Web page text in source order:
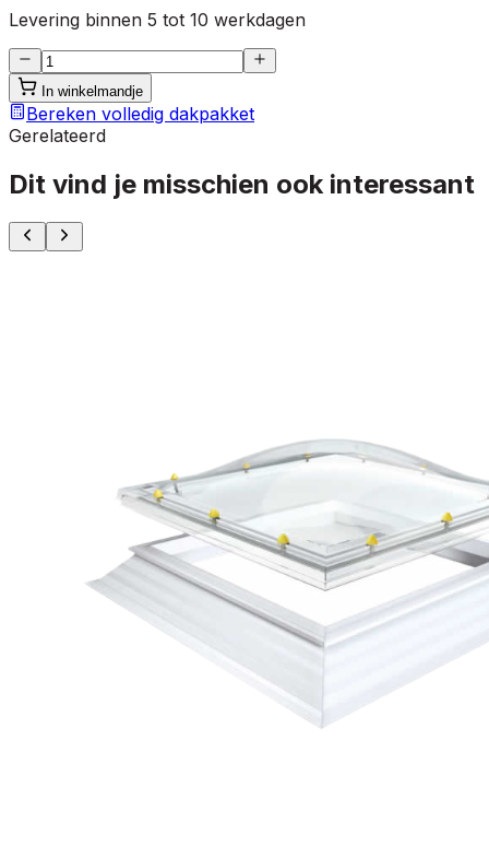
Levering binnen 5 tot 10 werkdagen
In winkelmandje
Bereken volledig dakpakket
Gerelateerd
Dit vind je misschien ook interessant